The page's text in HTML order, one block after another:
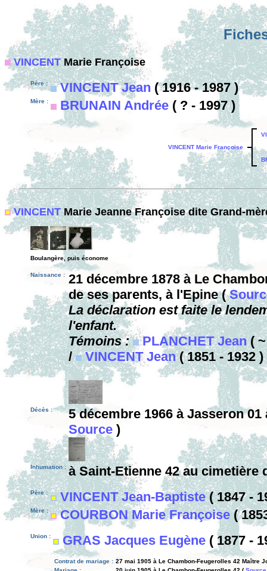
VINCENTMarie Françoise
Père : VINCENT Jean ( 1916 - 1987 )
Mère : BRUNAIN Andrée ( ? - 1997 )
VINCENT Marie Françoise
VINCENTMarie Jeanne Françoise dite Grand-
Boulangère, puis économe
Naissance : 21 décembre 1878 à Le
de ses parents, à l'Epine (
La déclaration est faite le
l'enfant.
Témoins :
PLANCHET Jean( ~
/
VINCENT Jean( 1851 - 1932 )
Décès :
5 décembre 1966 à Jasseron
Source )
Inhumation : à Saint-Etienne 42 au cimetière
Père : VINCENT Jean-Baptiste( 1847 -
Mère : COURBON Marie Françoise(
Union : GRAS Jacques Eugène ( 1877 -
Contrat de mariage : 27 mai 1905 à Le Chambon-Feugerolles 42 Maître